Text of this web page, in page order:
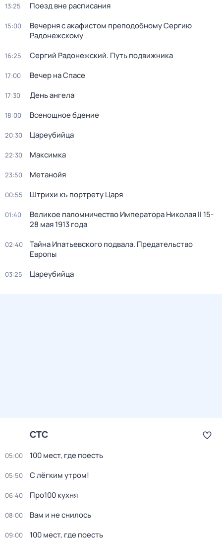
13:25 Поезд вне расписания
15:00
Вечерня с акафистом преподобному Сергию
Радонежскому
16:25 Сергий Радонежский. Путь подвижника
17:00 Вечер на Спасе
17:30 День ангела
18:00 Всенощное бдение
20:30 Цареубийца
22:30 Максимка
23:50 Метанойя
00:55 Штрихи къ портрету Царя
01:40
Великое паломничество Императора Николая II 15-
28 мая 1913 года
02:40
Тайна Ипатьевского подвала. Предательство
Европы
03:25 Цареубийца
СТС
05:00 100 мест, гдe поеcть
05:50 С лёгким утром!
06:40 Про100 кухня
08:00 Вам и не снилось
09:00 100 мест, гдe поеcть